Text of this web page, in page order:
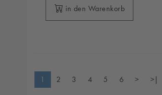
in den Warenkorb
1 2 3 4 5 6 > >|